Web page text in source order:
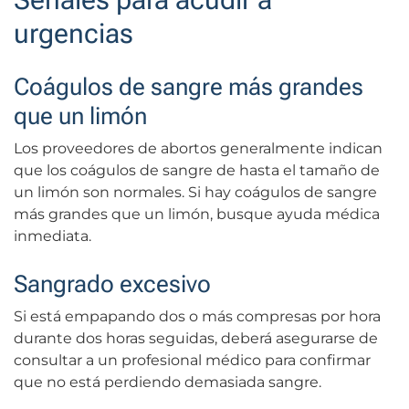
urgencias
Coágulos de sangre más grandes
que un limón
Los proveedores de abortos generalmente indican
que los coágulos de sangre de hasta el tamaño de
un limón son normales. Si hay coágulos de sangre
más grandes que un limón, busque ayuda médica
inmediata.
Sangrado excesivo
Si está empapando dos o más compresas por hora
durante dos horas seguidas, deberá asegurarse de
consultar a un profesional médico para confirmar
que no está perdiendo demasiada sangre.